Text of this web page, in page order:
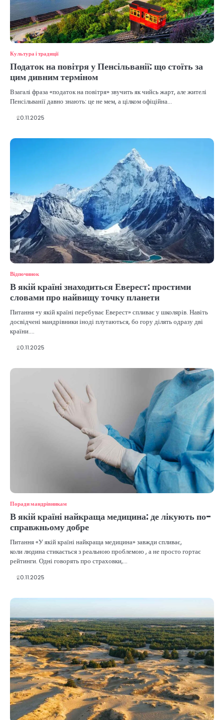
Культура і традиції
Податок на повітря у Пенсільванії: що стоїть за
цим дивним терміном
Взагалі фраза «податок на повітря» звучить як чийсь жарт, але жителі
Пенсільванії давно знають: це не мем, а цілком офіційна…
20.11.2025
Відпочинок
В якій країні знаходиться Еверест: простими
словами про найвищу точку планети
Питання «у якій країні перебуває Еверест» спливає у школярів. Навіть
досвідчені мандрівники іноді плутаються, бо гору ділять одразу дві
країни.…
20.11.2025
Поради мандрівникам
В якій країні найкраща медицина: де лікують по-
справжньому добре
Питання «У якій країні найкраща медицина» завжди спливає,
коли людина стикається з реальною проблемою , а не просто гортає
рейтинги. Одні говорять про страховки,…
20.11.2025